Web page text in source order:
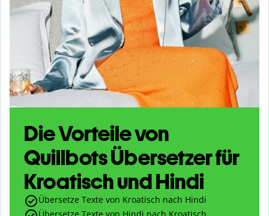
Die Vorteile von
Quillbots Übersetzer für
Kroatisch und Hindi
Übersetze Texte von Kroatisch nach Hindi